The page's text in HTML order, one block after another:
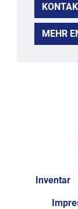
MEHR
Inventar